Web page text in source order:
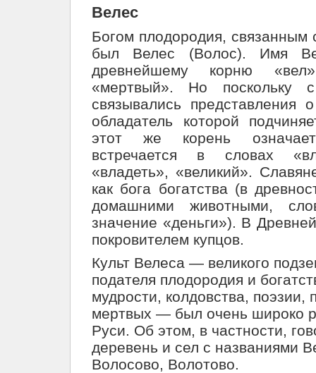
Велес
Богом плодородия,
был Велес (Волос). Имя
древнейшему корню
«мертвый». Но поскольку
связывались представления
обладатель которой
этот же корень
встречается в словах
«владеть», «великий».
как бога богатства (в
домашними животными,
значение «деньги»). В
покровителем купцов.
Культ Велеса — великого
подателя плодородия и
мудрости, колдовства, поэзии,
мертвых — был очень широко
Руси. Об этом, в частности,
деревень и сел с названиями
Волосово, Волотово.